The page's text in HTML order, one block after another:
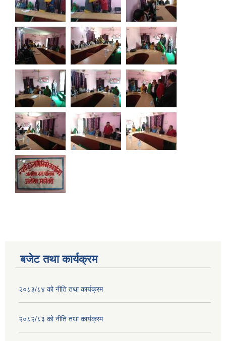
बजेट तथा कार्यक्रम
२०८३/८४ को नीति तथा कार्यक्रम
२०८२/८३ को नीति तथा कार्यक्रम